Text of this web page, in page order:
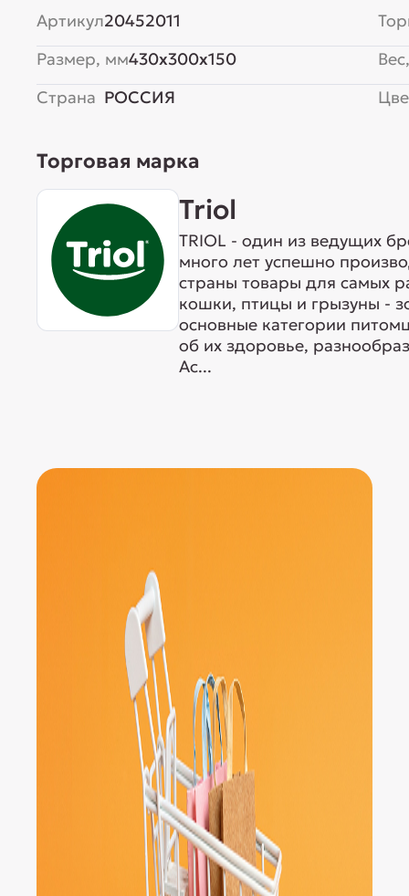
Артикул20452011
Размер, мм430x300x150
Страна РОССИЯ
Торговая марка
Triol
TRIOL - один из ведущих
много лет успешно
страны товары для самых
кошки, птицы и грызуны -
основные категории
об их здоровье,
Ас...